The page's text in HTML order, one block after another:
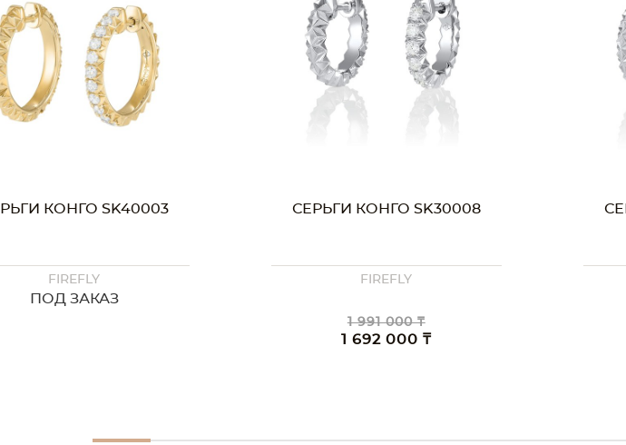
КОНГО SK40003
FIREFLY
ПОД ЗАКАЗ
СЕРЬГИ КОНГО SK30008
FIREFLY
1 991 000 ₸
1 692 000 ₸